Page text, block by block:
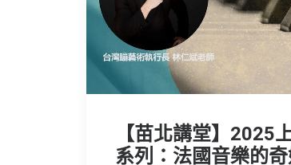
【苗北講堂】2025
系列：法國音樂的